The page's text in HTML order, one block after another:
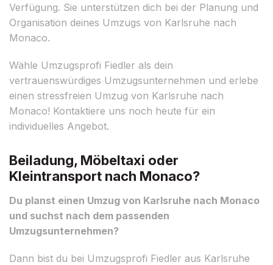
Verfügung. Sie unterstützen dich bei der Planung und
Organisation deines Umzugs von Karlsruhe nach
Monaco.
Wähle Umzugsprofi Fiedler als dein
vertrauenswürdiges Umzugsunternehmen und erlebe
einen stressfreien Umzug von Karlsruhe nach
Monaco! Kontaktiere uns noch heute für ein
individuelles Angebot.
Beiladung, Möbeltaxi oder
Kleintransport nach Monaco?
Du planst einen Umzug von Karlsruhe nach Monaco
und suchst nach dem passenden
Umzugsunternehmen?
Dann bist du bei Umzugsprofi Fiedler aus Karlsruhe